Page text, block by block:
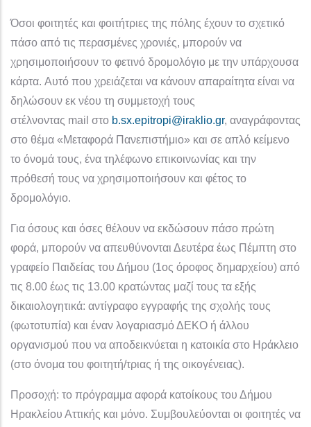
Όσοι φοιτητές και φοιτήτριες της πόλης έχουν το σχετικό
πάσο από τις περασμένες χρονιές, μπορούν να
χρησιμοποιήσουν το φετινό δρομολόγιο με την υπάρχουσα
κάρτα. Αυτό που χρειάζεται να κάνουν απαραίτητα είναι να
δηλώσουν εκ νέου τη συμμετοχή τους
στέλνοντας mail στο b.sx.epitropi@iraklio.gr, αναγράφοντας
στο θέμα «Μεταφορά Πανεπιστήμιο» και σε απλό κείμενο
το όνομά τους, ένα τηλέφωνο επικοινωνίας και την
πρόθεσή τους να χρησιμοποιήσουν και φέτος το
δρομολόγιο.
Για όσους και όσες θέλουν να εκδώσουν πάσο πρώτη
φορά, μπορούν να απευθύνονται Δευτέρα έως Πέμπτη στο
γραφείο Παιδείας του Δήμου (1ος όροφος δημαρχείου) από
τις 8.00 έως τις 13.00 κρατώντας μαζί τους τα εξής
δικαιολογητικά: αντίγραφο εγγραφής της σχολής τους
(φωτοτυπία) και έναν λογαριασμό ΔΕΚΟ ή άλλου
οργανισμού που να αποδεικνύεται η κατοικία στο Ηράκλειο
(στο όνομα του φοιτητή/τριας ή της οικογένειας).
Προσοχή: το πρόγραμμα αφορά κατοίκους του Δήμου
Ηρακλείου Αττικής και μόνο. Συμβουλεύονται οι φοιτητές να